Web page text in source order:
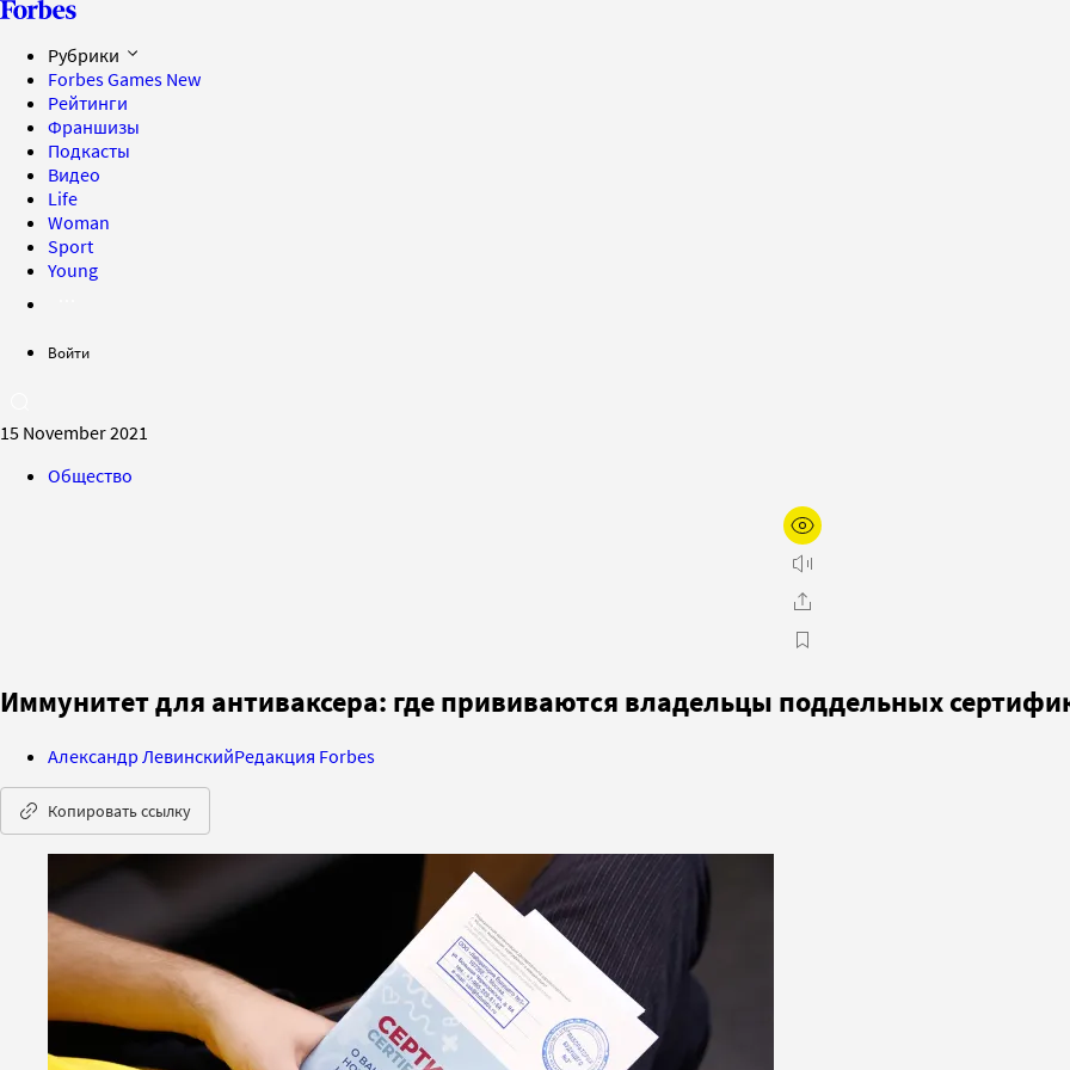
Рубрики
Forbes Games New
Рейтинги
Франшизы
Подкасты
Видео
Life
Woman
Sport
Young
Войти
15 November 2021
Общество
Иммунитет для антиваксера: где прививаются владельцы поддельных
Александр ЛевинскийРедакция Forbes
Копировать ссылку